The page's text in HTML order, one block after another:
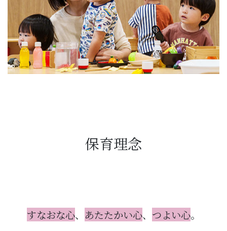
保育理念
すなおな心、 あたたかい心、 つよい心。